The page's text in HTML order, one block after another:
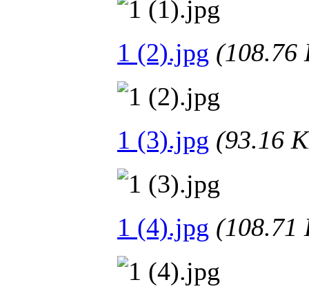
1 (2).jpg (108.76
1 (3).jpg (93.16
1 (4).jpg (108.71